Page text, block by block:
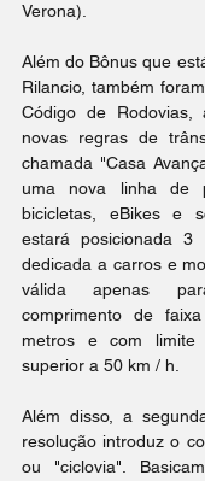
Verona).
Além do Bônus que
Rilancio, também
Código de Rodovias,
novas regras de
chamada "Casa
uma nova linha de
bicicletas, eBikes e
estará posicionada
dedicada a carros e
válida apenas
comprimento de
metros e com limite
superior a 50 km / h.
Além disso, a
resolução introduz o
ou "ciclovia".